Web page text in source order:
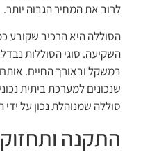
לרוב את המחיר הגבוה יותר.
הסוללה היא הרכיב שקובע
השקיעה. סוגי הסוללות
במשקל ובאורך החיים.
שנכונים למערכת ביתית
סוללה שמנוהלת נכון על
התקנה